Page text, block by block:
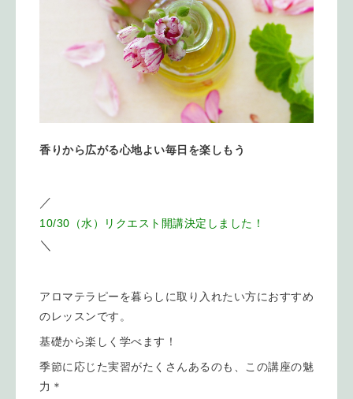
香りから広がる心地よい毎日を楽しもう
／
10/30（水）リクエスト開講決定しました！
＼
アロマテラピーを暮らしに取り入れたい方におすすめ
のレッスンです。
基礎から楽しく学べます！
季節に応じた実習がたくさんあるのも、この講座の魅
力＊